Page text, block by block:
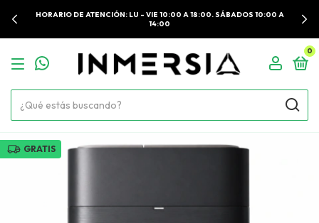
HORARIO DE ATENCIÓN: LU - VIE 10:00 A 18:00. SÁBADOS 10:00 A
14:00
0
GRATIS